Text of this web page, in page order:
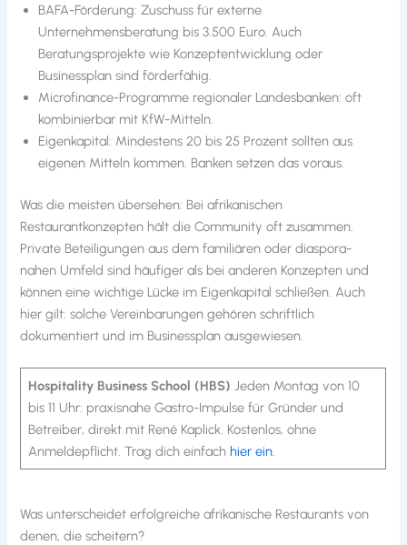
BAFA-Förderung: Zuschuss für externe
Unternehmensberatung bis 3.500 Euro. Auch
Beratungsprojekte wie Konzeptentwicklung oder
Businessplan sind förderfähig.
Microfinance-Programme regionaler Landesbanken: oft
kombinierbar mit KfW-Mitteln.
Eigenkapital: Mindestens 20 bis 25 Prozent sollten aus
eigenen Mitteln kommen. Banken setzen das voraus.
Was die meisten übersehen: Bei afrikanischen
Restaurantkonzepten hält die Community oft zusammen.
Private Beteiligungen aus dem familiären oder diaspora-
nahen Umfeld sind häufiger als bei anderen Konzepten und
können eine wichtige Lücke im Eigenkapital schließen. Auch
hier gilt: solche Vereinbarungen gehören schriftlich
dokumentiert und im Businessplan ausgewiesen.
Hospitality Business School (HBS) Jeden Montag von 10
bis 11 Uhr: praxisnahe Gastro-Impulse für Gründer und
Betreiber, direkt mit René Kaplick. Kostenlos, ohne
Anmeldepflicht. Trag dich einfach hier ein.
Was unterscheidet erfolgreiche afrikanische Restaurants von
denen, die scheitern?